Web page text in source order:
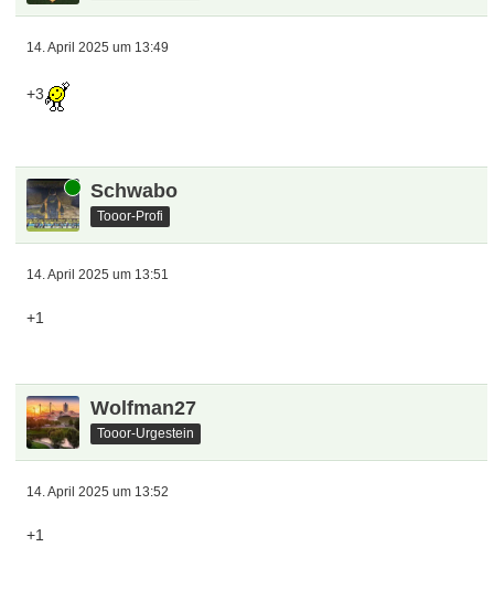
14. April 2025 um 13:49
+3
Online Schwabo
Tooor-Profi
14. April 2025 um 13:51
+1
Wolfman27
Tooor-Urgestein
14. April 2025 um 13:52
+1